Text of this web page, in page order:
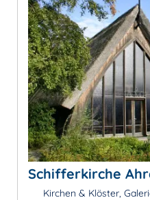
Schifferkirche
Kirchen & Klöster,